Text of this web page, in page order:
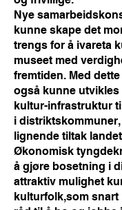
Nye
kunne skape det
trengs for å ivareta
museet med
fremtiden. Med
også kunne
kultur-infrastruktur
i
lignende tiltak
Økonomisk
å gjøre bosetning i
attraktiv mulighet
kulturfolk,som snart